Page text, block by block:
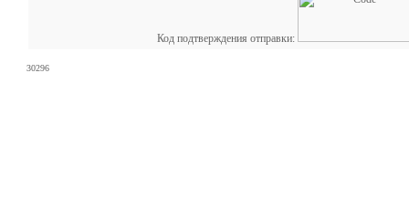
Код подтверждения отправки:
30296